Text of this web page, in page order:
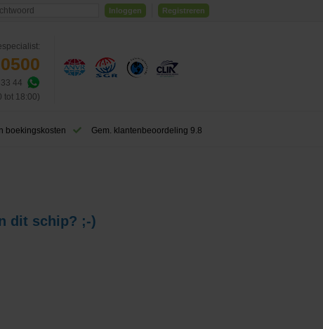
Inloggen Registreren
44
tot 18:00)
boekingskosten Gem. klantenbeoordeling 9.8
dit schip? ;-)